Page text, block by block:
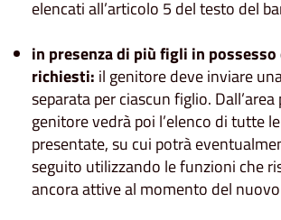
elencati all’articolo 5 del testo del
in presenza di più figli in
richiesti: il genitore deve inviare
separata per ciascun figlio.
genitore vedrà poi l’elenco di tutte
presentate, su cui potrà
seguito utilizzando le funzioni che
ancora attive al momento del